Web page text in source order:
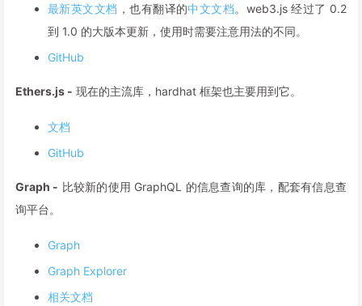
最新英文文档 ，也有翻译的中文文档。web3.js 经过了 0.2
到 1.0 的大版本更新，使用时需要注意用法的不同。
GitHub
Ethers.js - 现在的主流库，hardhat 框架也主要用到它。
文档
GitHub
Graph - 比较新的使用 GraphQL 的信息查询的库，配套有信息查
询平台。
Graph
Graph Explorer
相关文档